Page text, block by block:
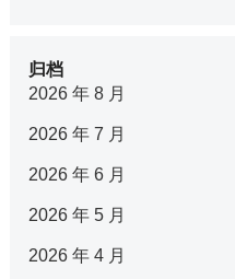
归档
2026 年 8 月
2026 年 7 月
2026 年 6 月
2026 年 5 月
2026 年 4 月